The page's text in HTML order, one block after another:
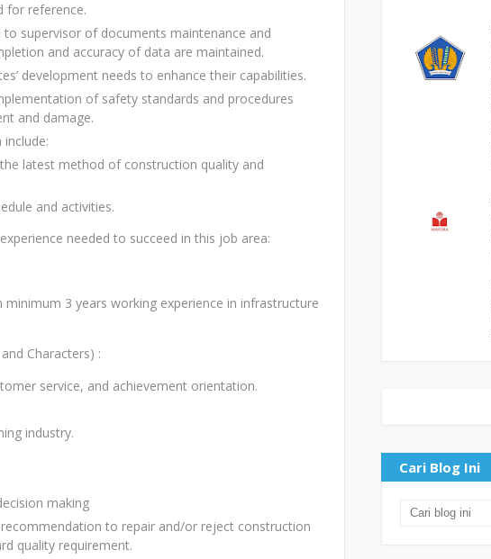
for reference.
supervisor of documents maintenance and
and accuracy of data are maintained.
development needs to enhance their capabilities.
of safety standards and procedures
and damage.
latest method of construction quality and
and activities.
needed to succeed in this job area:
minimum 3 years working experience in infrastructure
Characters) :
service, and achievement orientation.
industry.
making
to repair and/or reject construction
quality requirement.
Cari Blog Ini